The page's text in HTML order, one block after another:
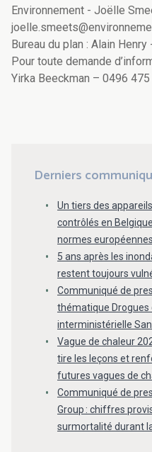
Environnement - Joëlle
Bureau du plan : Alain
Pour toute demande
Yirka Beeckman – 0496
Derniers
Un tiers des
contrôlés en
normes européennes
5 ans après les
restent toujours
Communiqué de
thématique Drogues
interministérielle
Vague de chaleur
tire les leçons et
futures vagues de
Communiqué de
Group : chiffres
surmortalité durant